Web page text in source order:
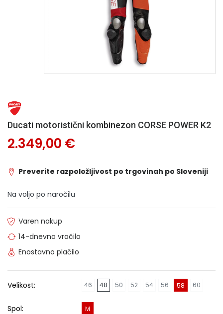
Ducati motoristični kombinezon CORSE POWER K2
2.349,00 €
Preverite razpoložljivost po trgovinah po Sloveniji
Na voljo po naročilu
Varen nakup
14-dnevno vračilo
Enostavno plačilo
Velikost: 46 48 50 52 54 56 58 60
Spol: M